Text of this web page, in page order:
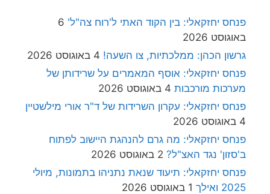
פנחס יחזקאלי: בין הקוד האתי ל'רוח צה"ל' 6
באוגוסט 2026
גרשון הכהן: ממלכתיות, צו השעה! 4 באוגוסט 2026
פנחס יחזקאלי: אוסף המאמרים על שרידותן של
מערכות מורכבות 4 באוגוסט 2026
פנחס יחזקאלי: עקרון השרידות של ד"ר אורי מילשטיין
4 באוגוסט 2026
פנחס יחזקאלי: מה גרם להנהגת היישוב לפתוח
ב'סזון' נגד האצ"ל? 2 באוגוסט 2026
פנחס יחזקאלי: תיעוד שנאת נתניהו בתמונות, מיולי
2025 ואילך
1 באוגוסט 2026